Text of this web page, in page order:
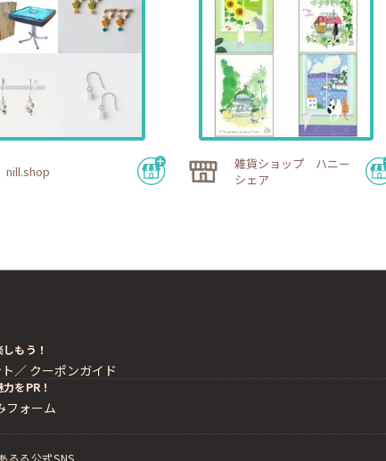
nill.shop
雑貨ショップ ハニー
シェア
もう！
／ クーポンガイド
をPR！
フォーム
るる公式SNS